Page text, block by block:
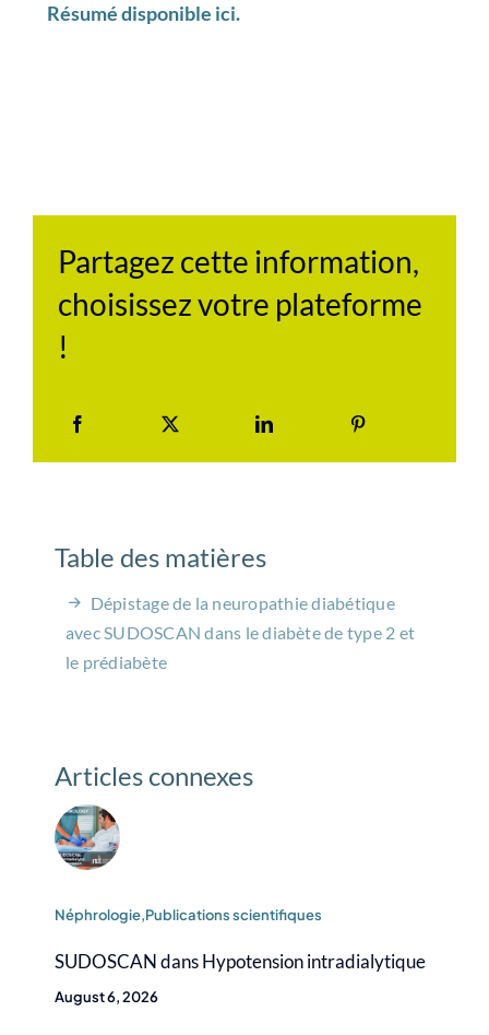
Résumé disponible ici.
Partagez cette information,
choisissez votre plateforme
!
Table des matières
Dépistage de la neuropathie diabétique
avec SUDOSCAN dans le diabète de type 2 et
le prédiabète
Articles connexes
Néphrologie,Publications scientifiques
SUDOSCAN dans Hypotension intradialytique
August 6, 2026